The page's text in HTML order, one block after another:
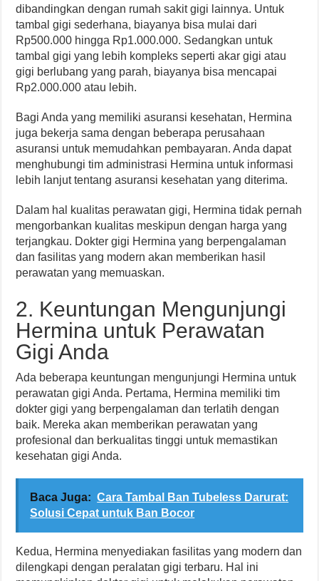
dibandingkan dengan rumah sakit gigi lainnya. Untuk
tambal gigi sederhana, biayanya bisa mulai dari
Rp500.000 hingga Rp1.000.000. Sedangkan untuk
tambal gigi yang lebih kompleks seperti akar gigi atau
gigi berlubang yang parah, biayanya bisa mencapai
Rp2.000.000 atau lebih.
Bagi Anda yang memiliki asuransi kesehatan, Hermina
juga bekerja sama dengan beberapa perusahaan
asuransi untuk memudahkan pembayaran. Anda dapat
menghubungi tim administrasi Hermina untuk informasi
lebih lanjut tentang asuransi kesehatan yang diterima.
Dalam hal kualitas perawatan gigi, Hermina tidak pernah
mengorbankan kualitas meskipun dengan harga yang
terjangkau. Dokter gigi Hermina yang berpengalaman
dan fasilitas yang modern akan memberikan hasil
perawatan yang memuaskan.
2. Keuntungan Mengunjungi
Hermina untuk Perawatan
Gigi Anda
Ada beberapa keuntungan mengunjungi Hermina untuk
perawatan gigi Anda. Pertama, Hermina memiliki tim
dokter gigi yang berpengalaman dan terlatih dengan
baik. Mereka akan memberikan perawatan yang
profesional dan berkualitas tinggi untuk memastikan
kesehatan gigi Anda.
Baca Juga: Cara Tambal Ban Tubeless Darurat:
Solusi Cepat untuk Ban Bocor
Kedua, Hermina menyediakan fasilitas yang modern dan
dilengkapi dengan peralatan gigi terbaru. Hal ini